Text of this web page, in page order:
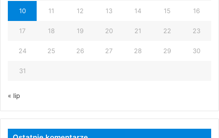
10 11 12 13 14 15 16
17 18 19 20 21 22 23
24 25 26 27 28 29 30
31
« lip